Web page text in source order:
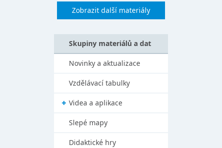
Zobrazit další materiály
Skupiny materiálů a dat
Novinky a aktualizace
Vzdělávací tabulky
Videa a aplikace
Slepé mapy
Didaktické hry